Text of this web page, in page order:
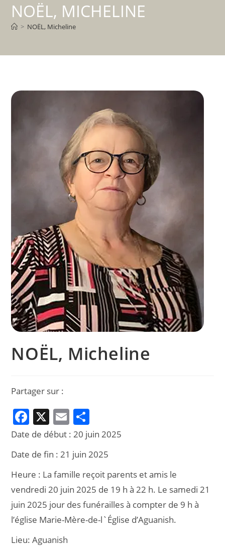
NOËL, MICHELINE
> NOËL, Micheline
NOËL, Micheline
Partager sur :
F
a
c
e
b
o
o
k
X E
m
ai
l
ar
ta
g
er
Date de début :20 juin 2025
Date de fin :21 juin 2025
Heure : La famille reçoit parents et amis le
vendredi 20 juin 2025 de 19 h à 22 h. Le samedi 21
juin 2025 jour des funérailles à compter de 9 h à
l’église Marie-Mère-de-l`Église d’Aguanish.
Lieu:Aguanish